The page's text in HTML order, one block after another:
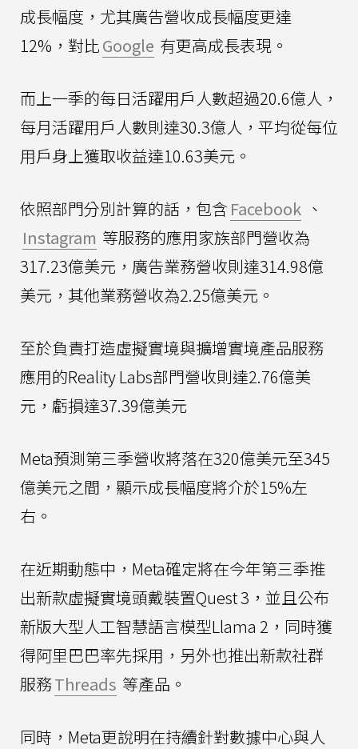
成長幅度，尤其廣告營收成長幅度更達
12%，對比Google 有更高成長表現。
而上一季的每日活躍用戶人數超過20.6億人，
每月活躍用戶人數則達30.3億人，平均從每位
用戶身上獲取收益達10.63美元。
依照部門分別計算的話，包含 Facebook 、
Instagram 等服務的應用家族部門營收為
317.23億美元，廣告業務營收則達314.98億
美元，其他業務營收為2.25億美元。
至於負責打造虛擬實境與擴增實境產品服務
應用的Reality Labs部門營收則達2.76億美
元，虧損達37.39億美元
Meta預測第三季營收將落在320億美元至345
億美元之間，顯示成長幅度將介於15%左
右。
在近期動態中，Meta確定將在今年第三季推
出新款虛擬實境頭戴裝置Quest 3，並且公布
新版大型人工智慧語言模型Llama 2，同時獲
得阿里巴巴率先採用，另外也推出新款社群
服務Threads 等產品。
同時，Meta更說明在持續針對數據中心與人